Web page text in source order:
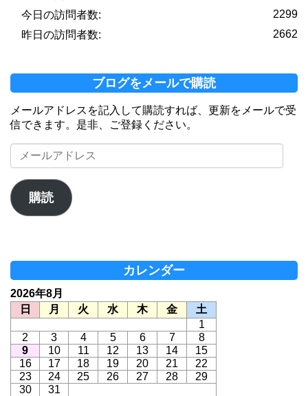
2299
今日の訪問者数:
2662
昨日の訪問者数:
ブログをメールで購読
メールアドレスを記入して購読すれば、更新をメールで受
信できます。是非、ご登録ください。
メ
ー
ア
ド
購読
カレンダー
2026年8月
日
月 火 水 木 金
土
1
2
3 4 5 6 7
8
9
10 11 12 13 14
15
16
17 18 19 20 21
22
23
24 25 26 27 28
29
30
31